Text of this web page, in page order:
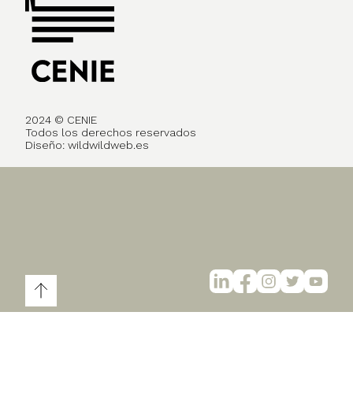
2024 © CENIE
Todos los derechos reservados
Diseño: wildwildweb.es